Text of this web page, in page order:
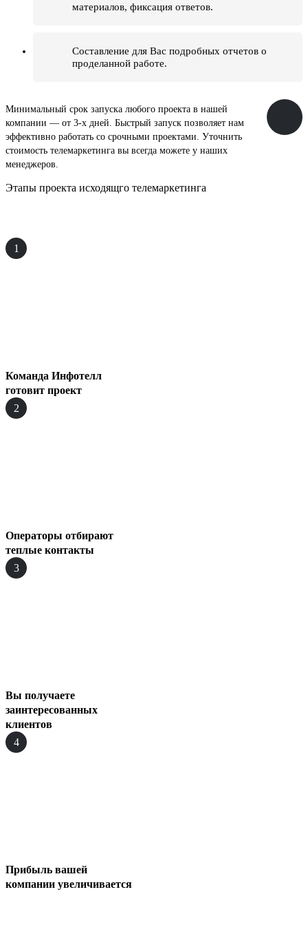
материалов, фиксация ответов.
Составление для Вас подробных отчетов о
проделанной работе.
Минимальный срок запуска любого проекта в нашей
компании — от 3-х дней. Быстрый запуск позволяет нам
эффективно работать со срочными проектами. Уточнить
стоимость телемаркетинга вы всегда можете у наших
менеджеров.
Этапы проекта исходящго телемаркетинга
1
Команда Инфотелл
готовит проект
2
Операторы отбирают
теплые контакты
3
Вы получаете
заинтересованных
клиентов
4
Прибыль вашей
компании увеличивается